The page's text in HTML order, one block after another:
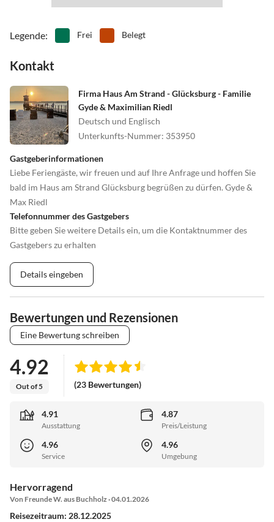
Legende: Frei Belegt
Kontakt
Firma Haus Am Strand - Glücksburg - Familie
Gyde & Maximilian Riedl
Deutsch und Englisch
Unterkunfts-Nummer: 353950
Gastgeberinformationen
Liebe Feriengäste, wir freuen und auf Ihre Anfrage und hoffen Sie
bald im Haus am Strand Glücksburg begrüßen zu dürfen. Gyde &
Max Riedl
Telefonnummer des Gastgebers
Bitte geben Sie weitere Details ein, um die Kontaktnummer des
Gastgebers zu erhalten
Details eingeben
Bewertungen und Rezensionen
Eine Bewertung schreiben
4.92
Out of 5 (23 Bewertungen)
4.91
Ausstattung
4.87
Preis/Leistung
4.96
Service
4.96
Umgebung
Hervorragend
Von Freunde W. aus Buchholz · 04.01.2026
Reisezeitraum: 28.12.2025